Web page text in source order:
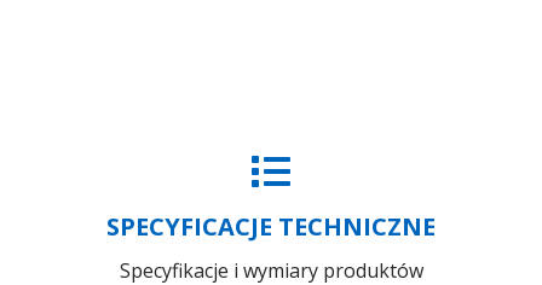
SPECYFICACJE TECHNICZNE
Specyfikacje i wymiary produktów